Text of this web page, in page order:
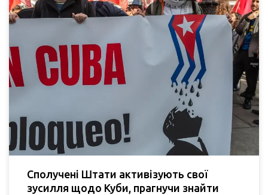
Сполучені Штати активізують свої
зусилля щодо Куби, прагнучи знайти